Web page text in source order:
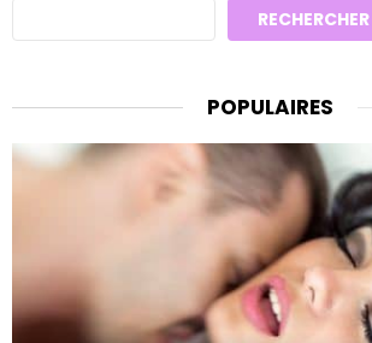
RECHERCHER
POPULAIRES